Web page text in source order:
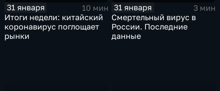
31 января
10 мин
Итоги недели: китайский
коронавирус поглощает
рынки
31 января
3 мин
Смертельный вирус в
России. Последние
данные